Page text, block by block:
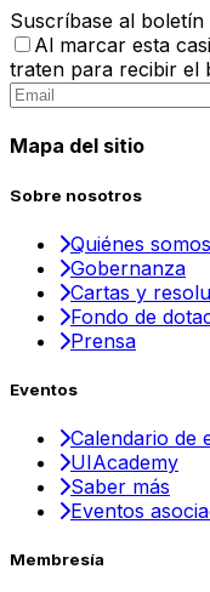
Suscríbase al boletín
Al marcar esta
traten para recibir el
Mapa del sitio
Sobre nosotros
Quiénes somos
Gobernanza
Cartas y
Fondo de
Prensa
Eventos
Calendario de
UIAcademy
Saber más
Eventos
Membresía